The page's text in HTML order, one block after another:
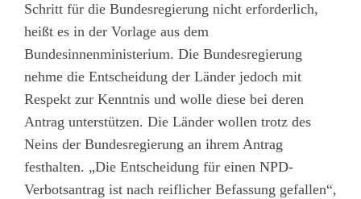
Schritt für die Bundesregierung nicht erforderlich,
heißt es in der Vorlage aus dem
Bundesinnenministerium. Die Bundesregierung
nehme die Entscheidung der Länder jedoch mit
Respekt zur Kenntnis und wolle diese bei deren
Antrag unterstützen. Die Länder wollen trotz des
Neins der Bundesregierung an ihrem Antrag
festhalten. „Die Entscheidung für einen NPD-
Verbotsantrag ist nach reiflicher Befassung gefallen“,